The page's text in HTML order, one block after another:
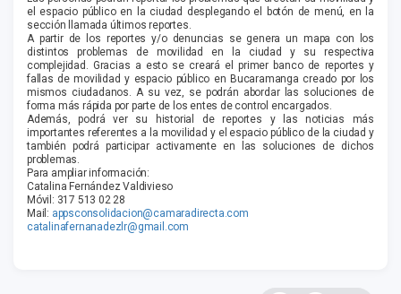
el espacio público en la ciudad desplegando el botón de menú, en la
sección llamada últimos reportes.
A partir de los reportes y/o denuncias se genera un mapa con los
distintos problemas de movilidad en la ciudad y su respectiva
complejidad. Gracias a esto se creará el primer banco de reportes y
fallas de movilidad y espacio público en Bucaramanga creado por los
mismos ciudadanos. A su vez, se podrán abordar las soluciones de
forma más rápida por parte de los entes de control encargados.
Además, podrá ver su historial de reportes y las noticias más
importantes referentes a la movilidad y el espacio público de la ciudad y
también podrá participar activamente en las soluciones de dichos
problemas.
Para ampliar información:
Catalina Fernández Valdivieso
Móvil: 317 513 02 28
Mail: appsconsolidacion@camaradirecta.com
catalinafernanadezlr@gmail.com